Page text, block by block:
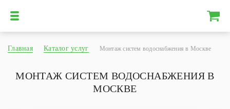
Главная Каталог услуг Монтаж систем водоснабжения в Москве
МОНТАЖ СИСТЕМ ВОДОСНАБЖЕНИЯ В
МОСКВЕ